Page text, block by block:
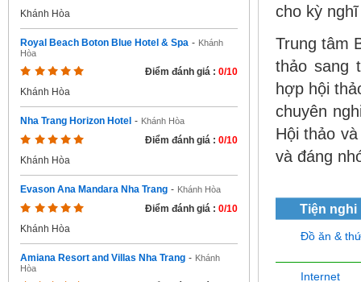
Khánh Hòa
Royal Beach Boton Blue Hotel & Spa - Khánh
Hòa
Điểm đánh giá : 0/10
Khánh Hòa
Nha Trang Horizon Hotel - Khánh Hòa
Điểm đánh giá : 0/10
Khánh Hòa
Evason Ana Mandara Nha Trang - Khánh Hòa
Điểm đánh giá : 0/10
Khánh Hòa
Amiana Resort and Villas Nha Trang - Khánh
Hòa
cho kỳ
Trung tâm
thảo sang
hợp hội
chuyên
Hội thảo
và đáng
Tiện nghi
Đồ ăn &
Internet